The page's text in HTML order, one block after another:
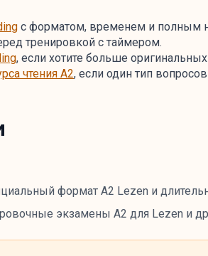
с форматом, временем и полным
тренировкой с таймером.
, если хотите больше
чтения A2, если один тип
формат A2 Lezen и
экзамены A2 для Lezen и